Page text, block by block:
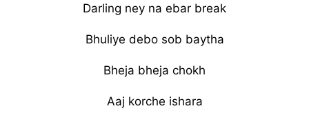
Darling ney na ebar break
Bhuliye debo sob baytha
Bheja bheja chokh
Aaj korche ishara